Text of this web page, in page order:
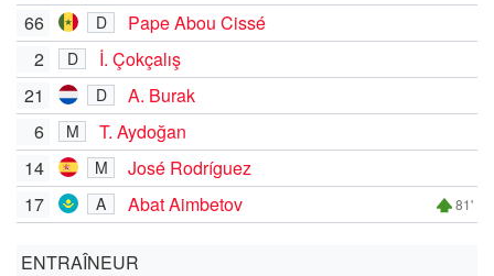
66
D
Pape Abou Cissé
2
D
İ. Çokçalış
21
D
A. Burak
6
M
T. Aydoğan
14
M
José Rodríguez
17
A Abat Aimbetov 81'
ENTRAÎNEUR